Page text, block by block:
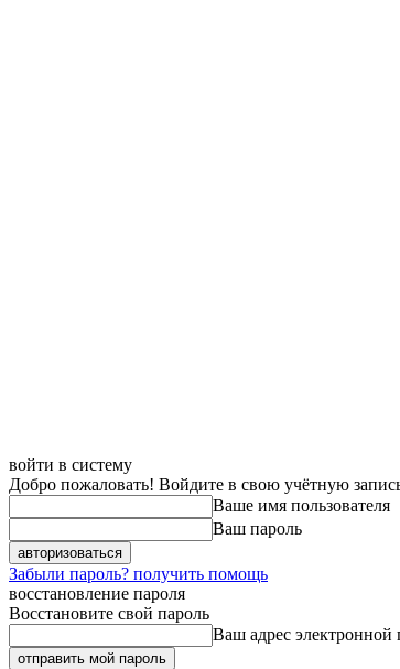
войти в систему
Добро пожаловать! Войдите в свою учётную
Ваше имя пользователя
Ваш пароль
Забыли пароль? получить помощь
восстановление пароля
Восстановите свой пароль
Ваш адрес электронной